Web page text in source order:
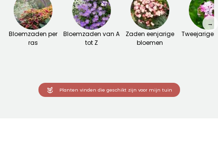
Bloemzaden per
ras
Bloemzaden van A
tot Z
Zaden eenjarige
bloemen
→
Planten vinden die geschikt zijn voor mijn tuin